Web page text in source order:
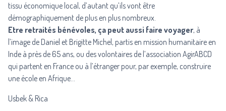
tissu économique local, d’autant qu’ils vont être
démographiquement de plus en plus nombreux.
Etre retraités bénévoles, ça peut aussi faire voyager, à
l’image de Daniel et Brigitte Michel, partis en mission humanitaire en
Inde à près de 65 ans, ou des volontaires de l’association AgirABCD
qui partent en France ou à l’étranger pour, par exemple, construire
une école en Afrique…
Usbek & Rica